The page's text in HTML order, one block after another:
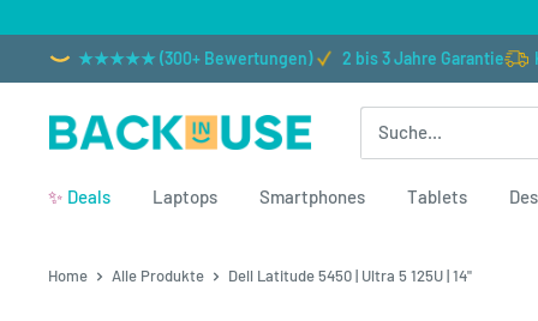
★★★★★ (300+ Bewertungen) 2 bis 3 Jahre Garantie
Back in Use
✨ Deals Laptops Smartphones Tablets
Home Alle Produkte Dell Latitude 5450 | Ultra 5 125U | 14"